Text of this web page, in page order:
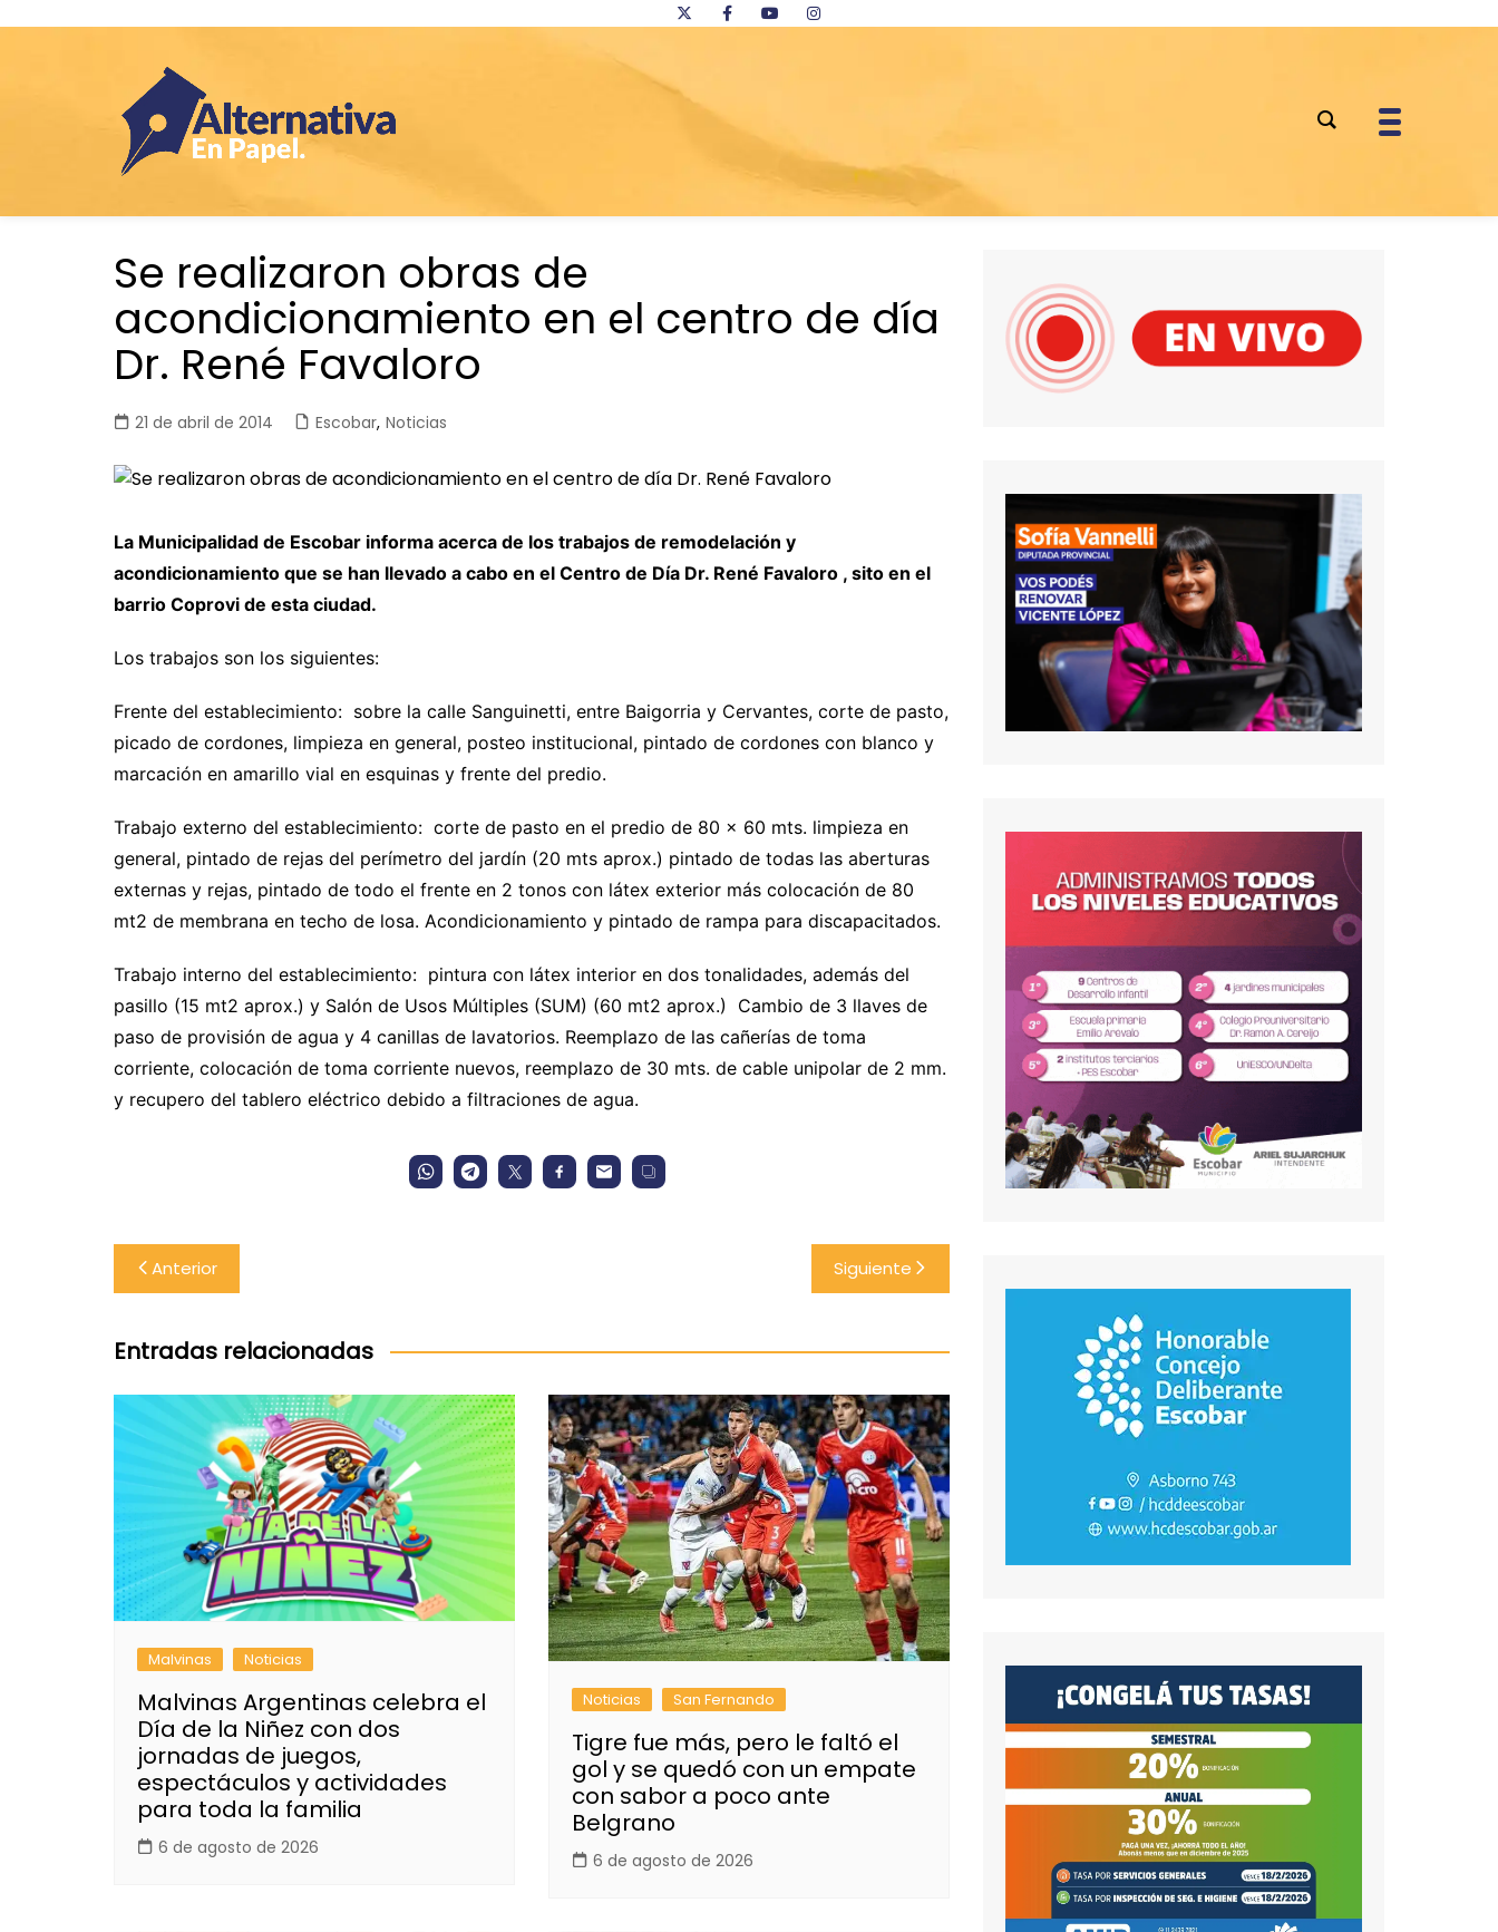
Se realizaron obras de
acondicionamiento en el centro de día
Dr. René Favaloro
21 de abril de 2014 Escobar, Noticias
La Municipalidad de Escobar informa acerca de los trabajos de remodelación y
acondicionamiento que se han llevado a cabo en el Centro de Día Dr. René Favaloro , sito en el
barrio Coprovi de esta ciudad.
Los trabajos son los siguientes:
Frente del establecimiento: sobre la calle Sanguinetti, entre Baigorria y Cervantes, corte de pasto,
picado de cordones, limpieza en general, posteo institucional, pintado de cordones con blanco y
marcación en amarillo vial en esquinas y frente del predio.
Trabajo externo del establecimiento: corte de pasto en el predio de 80 x 60 mts. limpieza en
general, pintado de rejas del perímetro del jardín (20 mts aprox.) pintado de todas las aberturas
externas y rejas, pintado de todo el frente en 2 tonos con látex exterior más colocación de 80
mt2 de membrana en techo de losa. Acondicionamiento y pintado de rampa para discapacitados.
Trabajo interno del establecimiento: pintura con látex interior en dos tonalidades, además del
pasillo (15 mt2 aprox.) y Salón de Usos Múltiples (SUM) (60 mt2 aprox.) Cambio de 3 llaves de
paso de provisión de agua y 4 canillas de lavatorios. Reemplazo de las cañerías de toma
corriente, colocación de toma corriente nuevos, reemplazo de 30 mts. de cable unipolar de 2 mm.
y recupero del tablero eléctrico debido a filtraciones de agua.
Navegación
de
entradas
Anterior Siguiente
Entradas relacionadas
Malvinas Noticias
Malvinas Argentinas celebra el
Día de la Niñez con dos
jornadas de juegos,
espectáculos y actividades
para toda la familia
6 de agosto de 2026
Noticias San Fernando
Tigre fue más, pero le faltó el
gol y se quedó con un empate
con sabor a poco ante
Belgrano
6 de agosto de 2026